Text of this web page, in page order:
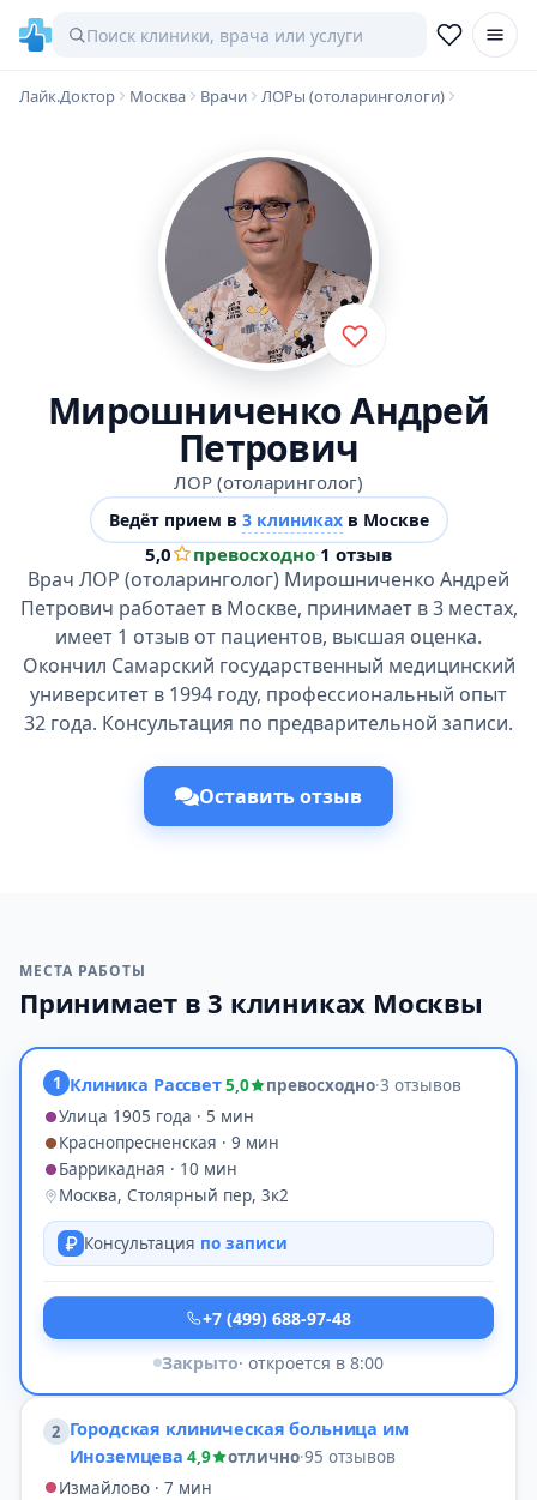
Лайк.Доктор Москва Врачи ЛОРы (отоларингологи)
Мирошниченко Андрей
Петрович
ЛОР (отоларинголог)
Ведёт прием в 3 клиникахв Москве
5,0 превосходно·1 отзыв
Врач ЛОР (отоларинголог) Мирошниченко Андрей
Петрович работает в Москве, принимает в 3 местах,
имеет 1 отзыв от пациентов, высшая оценка.
Окончил Самарский государственный медицинский
университет в 1994 году, профессиональный опыт
32 года. Консультация по предварительной записи.
Оставить отзыв
МЕСТА РАБОТЫ
Принимает в 3 клиниках Москвы
1 Клиника Рассвет5,0 превосходно·3 отзывов
Улица 1905 года · 5 мин
Краснопресненская · 9 мин
Баррикадная · 10 мин
Москва, Столярный пер, 3к2
Консультация по записи
+7 (499) 688-97-48
Закрыто· откроется в 8:00
2 Городская клиническая больница им
Иноземцева 4,9 отлично·95 отзывов
Измайлово · 7 мин